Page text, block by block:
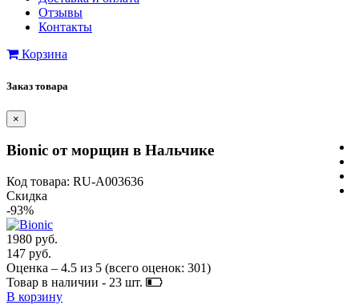
Отзывы
Контакты
Корзина
Заказ товара
×
Bionic от морщин в Нальчике
Код товара: RU-A003636
Скидка
-93%
1980 руб.
147 руб.
Оценка – 4.5 из 5 (всего оценок: 301)
Товар в наличии - 23 шт.
В корзину